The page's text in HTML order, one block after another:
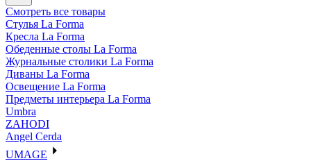
Смотреть все товары
Стулья La Forma
Кресла La Forma
Обеденные столы La Forma
Журнальные столики La Forma
Диваны La Forma
Освещение La Forma
Предметы интерьера La Forma
Umbra
ZAHODI
Angel Cerda
UMAGE